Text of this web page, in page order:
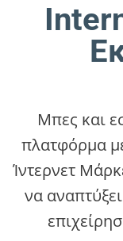
Μπες και
πλατφόρμα
Ίντερνετ
να